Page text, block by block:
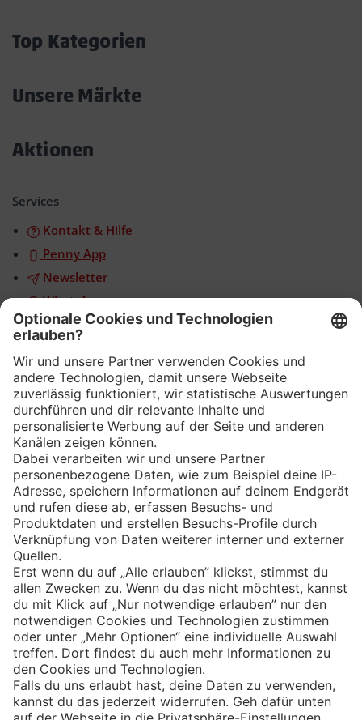
Top Kategorien
Unsere Märkte
Aktionen
Services
Kontakt & Hilfe
Penny App
Newsletter
WhatsApp
App
Eishockey
Impressum